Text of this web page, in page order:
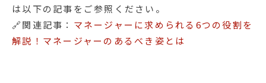
は以下の記事をご参照ください。
🔗関連記事： マネージャーに求められる6つの役割を
解説！マネージャーのあるべき姿とは